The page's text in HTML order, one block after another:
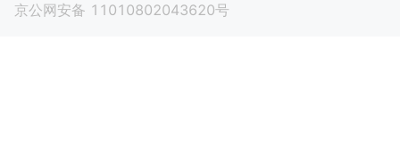
京公网安备 11010802043620号